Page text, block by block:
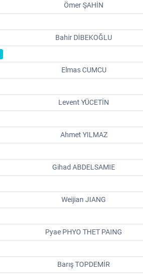
Ömer ŞAHİN
Bahir DİBEKOĞLU
Elmas CUMCU
Levent YÜCETİN
Ahmet YILMAZ
Gihad ABDELSAMIE
Weijian JIANG
Pyae PHYO THET PAING
Barış TOPDEMİR